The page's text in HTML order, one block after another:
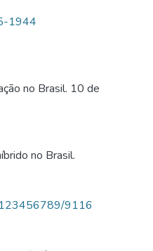
1944
no Brasil. 10 de
no Brasil.
123456789/9116